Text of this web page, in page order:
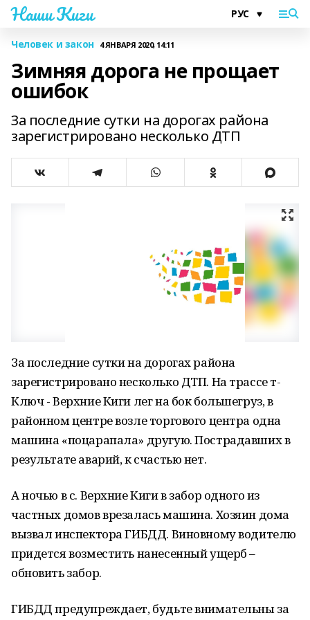
Наши Киги
Человек и закон 4 ЯНВАРЯ 2020, 14:11
Зимняя дорога не прощает
ошибок
За последние сутки на дорогах района
зарегистрировано несколько ДТП
За последние сутки на дорогах района
зарегистрировано несколько ДТП. На трассе т-
Ключ - Верхние Киги лег на бок большегруз, в
районном центре возле торгового центра одна
машина «поцарапала» другую. Пострадавших в
результате аварий, к счастью нет.
А ночью в с. Верхние Киги в забор одного из
частных домов врезалась машина. Хозяин дома
вызвал инспектора ГИБДД. Виновному водителю
придется возместить нанесенный ущерб –
обновить забор.
ГИБДД предупреждает, будьте внимательны за